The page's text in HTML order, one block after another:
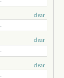
clear
clear
clear